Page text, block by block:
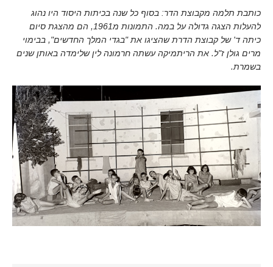
כותבת תלמה מקבוצת הדר: בסוף כל שנה בכיתות היסוד היו נהוג
להעלות הצגה גדולה על במה. התמונות מ1961, הם מהצגת סיום
כיתה ד' של קבוצת הדרת שהציגו את "בגדי המלך החדשים", בבימוי
מרים גולן ז"ל. את הריתמיקה עשתה חרמונה לין שלימדה באותן שנים
בשמרת.